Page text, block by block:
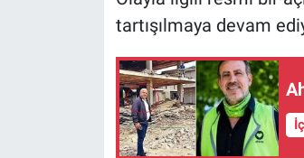
tartışılmaya devam